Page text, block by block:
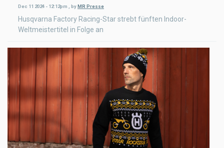
Dec 11 2024 - 12:12pm byMR Presse
Husqvarna Factory Racing-Star strebt fünften Indoor-
Weltmeistertitel in Folge an